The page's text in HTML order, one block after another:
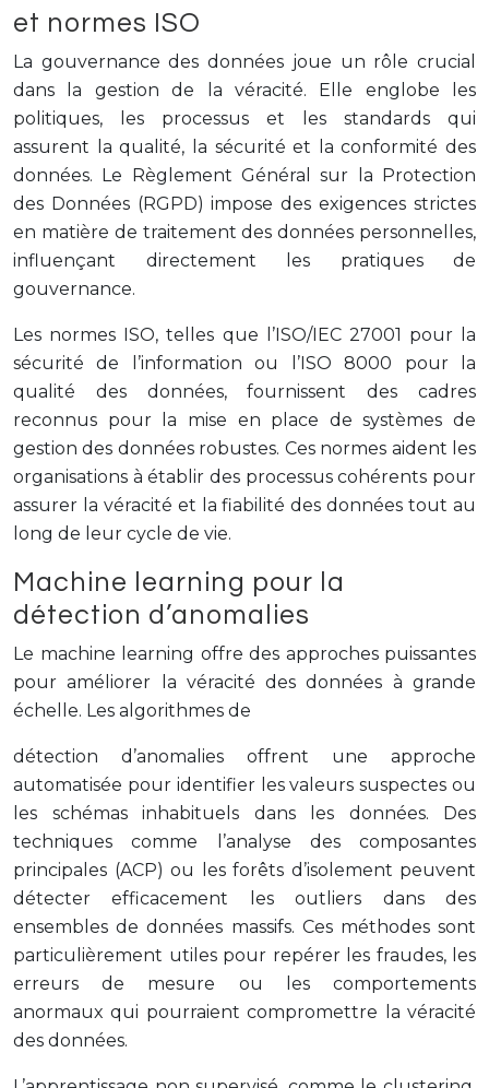
et normes ISO
La gouvernance des données joue un rôle crucial
dans la gestion de la véracité. Elle englobe les
politiques, les processus et les standards qui
assurent la qualité, la sécurité et la conformité des
données. Le Règlement Général sur la Protection
des Données (RGPD) impose des exigences strictes
en matière de traitement des données personnelles,
influençant directement les pratiques de
gouvernance.
Les normes ISO, telles que l’ISO/IEC 27001 pour la
sécurité de l’information ou l’ISO 8000 pour la
qualité des données, fournissent des cadres
reconnus pour la mise en place de systèmes de
gestion des données robustes. Ces normes aident les
organisations à établir des processus cohérents pour
assurer la véracité et la fiabilité des données tout au
long de leur cycle de vie.
Machine learning pour la
détection d’anomalies
Le machine learning offre des approches puissantes
pour améliorer la véracité des données à grande
échelle. Les algorithmes de
détection d’anomalies offrent une approche
automatisée pour identifier les valeurs suspectes ou
les schémas inhabituels dans les données. Des
techniques comme l’analyse des composantes
principales (ACP) ou les forêts d’isolement peuvent
détecter efficacement les outliers dans des
ensembles de données massifs. Ces méthodes sont
particulièrement utiles pour repérer les fraudes, les
erreurs de mesure ou les comportements
anormaux qui pourraient compromettre la véracité
des données.